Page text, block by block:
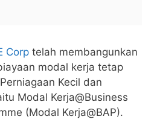
Corp telah membangunkan
modal kerja tetap
Kecil dan
Modal Kerja@Business
(Modal Kerja@BAP).